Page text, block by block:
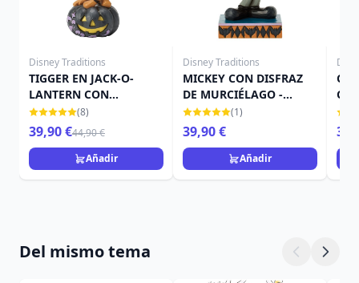
Disney Traditions
TIGGER EN JACK-O-
LANTERN CON
MURCIÉLAGO - DISNEY
TRADITIONS
(8)
39,90 €44,90 €
Añadir
Disney Traditions
MICKEY CON DISFRAZ
DE MURCIÉLAGO -
DISNEY TRADITIONS
(1)
39,90 €
Añadir
Del mismo tema